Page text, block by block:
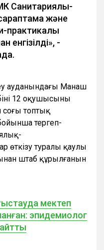
Санитариялық-
және
енгізілді», -
ауданындағы Манаш
12 оқушысының
топтық
тергеп-
өткізу туралы қаулы
штаб құрылғанын
мектеп
эпидемиолог